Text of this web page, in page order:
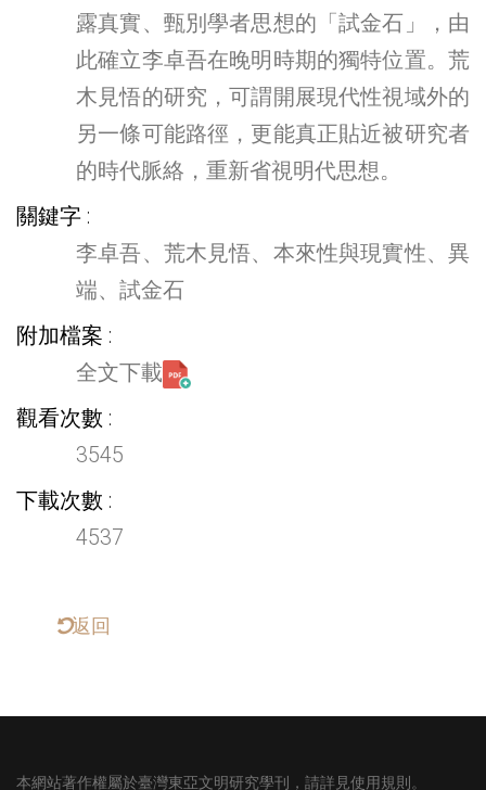
露真實、甄別學者思想的「試金石」，由
此確立李卓吾在晚明時期的獨特位置。荒
木見悟的研究，可謂開展現代性視域外的
另一條可能路徑，更能真正貼近被研究者
的時代脈絡，重新省視明代思想。
關鍵字
李卓吾、荒木見悟、本來性與現實性、異
端、試金石
附加檔案
全文下載
觀看次數
3545
下載次數
4537
返回
本網站著作權屬於臺灣東亞文明研究學刊，請詳見使用規則。